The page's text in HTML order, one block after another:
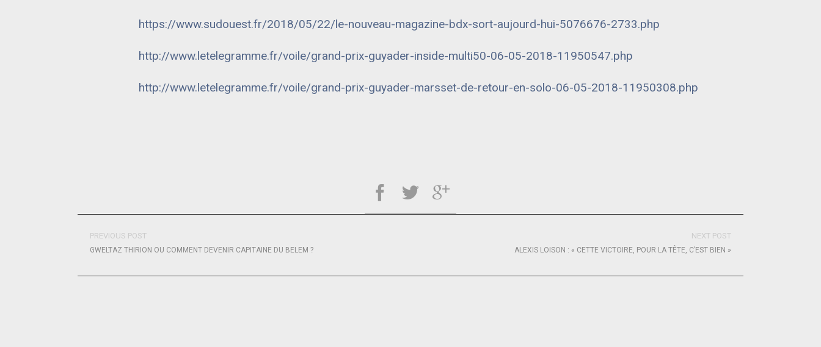
https://www.sudouest.fr/2018/05/22/le-nouveau-magazine-bdx-sort-aujourd-hui-5076676-2733.php
http://www.letelegramme.fr/voile/grand-prix-guyader-inside-multi50-06-05-2018-11950547.php
http://www.letelegramme.fr/voile/grand-prix-guyader-marsset-de-retour-en-solo-06-05-2018-11950308.php
PREVIOUS POST
GWELTAZ THIRION OU COMMENT DEVENIR CAPITAINE DU BELEM ?
NEXT POST
ALEXIS LOISON : « CETTE VICTOIRE, POUR LA TÊTE, C’EST BIEN »